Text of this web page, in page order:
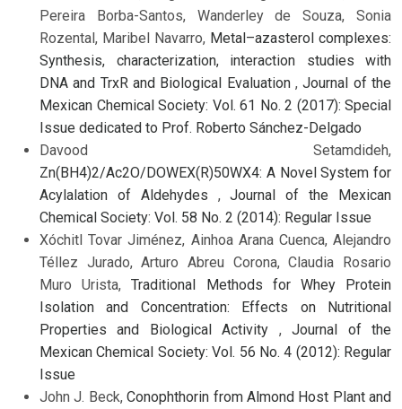
Pereira Borba-Santos, Wanderley de Souza, Sonia
Rozental, Maribel Navarro, Metal–azasterol complexes:
Synthesis, characterization, interaction studies with
DNA and TrxR and Biological Evaluation ,Journal of the
Mexican Chemical Society: Vol. 61 No. 2 (2017): Special
Issue dedicated to Prof. Roberto Sánchez-Delgado
Davood Setamdideh,
Zn(BH4)2/Ac2O/DOWEX(R)50WX4: A Novel System for
Acylalation of Aldehydes ,Journal of the Mexican
Chemical Society: Vol. 58 No. 2 (2014): Regular Issue
Xóchitl Tovar Jiménez, Ainhoa Arana Cuenca, Alejandro
Téllez Jurado, Arturo Abreu Corona, Claudia Rosario
Muro Urista,Traditional Methods for Whey Protein
Isolation and Concentration: Effects on Nutritional
Properties and Biological Activity ,Journal of the
Mexican Chemical Society: Vol. 56 No. 4 (2012): Regular
Issue
John J. Beck,Conophthorin from Almond Host Plant and